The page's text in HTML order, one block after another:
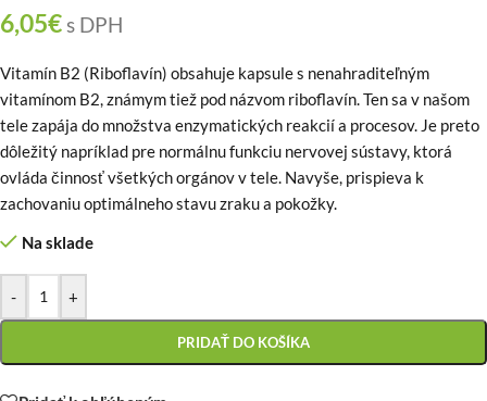
6,05€s DPH
Vitamín B2 (Riboflavín) obsahuje kapsule s nenahraditeľným
vitamínom B2, známym tiež pod názvom riboflavín. Ten sa v našom
tele zapája do množstva enzymatických reakcií a procesov. Je preto
dôležitý napríklad pre normálnu funkciu nervovej sústavy, ktorá
ovláda činnosť všetkých orgánov v tele. Navyše, prispieva k
zachovaniu optimálneho stavu zraku a pokožky.
Na sklade
- +
PRIDAŤ DO KOŠÍKA